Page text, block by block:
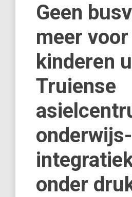
Geen
meer voor
kinderen
Truiense
onder